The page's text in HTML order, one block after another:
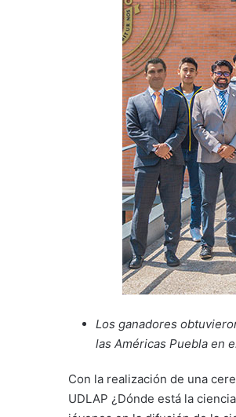
Los ganadores
las Américas Puebla en
Con la realización de una
UDLAP ¿Dónde está la